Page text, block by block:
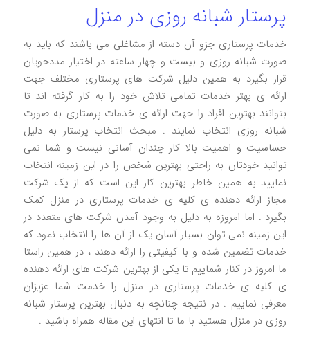
پرستار شبانه روزی در منزل
خدمات پرستاری جزو آن دسته از مشاغلی می باشند که باید به
صورت شبانه روزی و بیست و چهار ساعته در اختیار مددجویان
قرار بگیرد به همین دلیل شرکت های پرستاری مختلف جهت
ارائه ی بهتر خدمات تمامی تلاش خود را به کار گرفته اند تا
بتوانند بهترین افراد را جهت ارائه ی خدمات پرستاری به صورت
شبانه روزی انتخاب نمایند . مبحث انتخاب پرستار به دلیل
حساسیت و اهمیت بالا کار چندان آسانی نیست و شما نمی
توانید خودتان به راحتی بهترین شخص را در این زمینه انتخاب
نمایید به همین خاطر بهترین کار این است که از یک شرکت
مجاز ارائه دهنده ی کلیه ی خدمات پرستاری در منزل کمک
بگیرد . اما امروزه به دلیل به وجود آمدن شرکت های متعدد در
این زمینه نمی توان بسیار آسان یک از آن ها را انتخاب نمود که
خدمات تضمین شده و با کیفیتی را ارائه دهند ، در همین راستا
ما امروز در کنار شماییم تا یکی از بهترین شرکت های ارائه دهنده
ی کلیه ی خدمات پرستاری در منزل را خدمت شما عزیزان
معرفی نماییم . در نتیجه چنانچه به دنبال بهترین پرستار شبانه
روزی در منزل هستید با ما تا انتهای این مقاله همراه باشید .